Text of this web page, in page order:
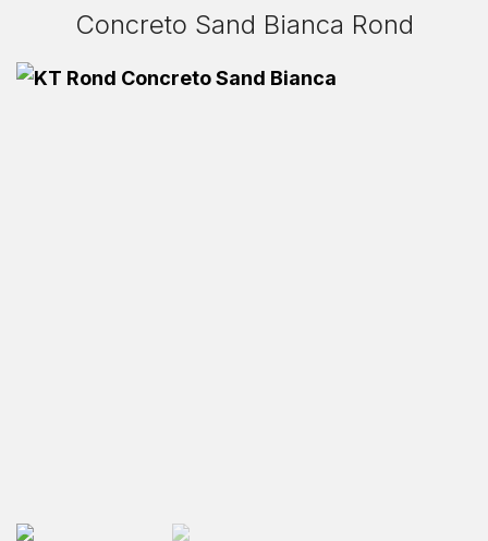
Concreto Sand Bianca Rond